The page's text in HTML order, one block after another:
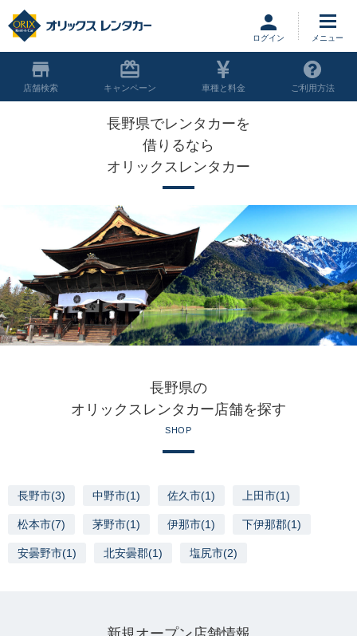
ログイン
店舗 キャンペーン 車種と料金 ご利用方法
長野県でレンタカーを
借りるなら
オリックスレンタカー
長野県の
オリックスレンタカー店舗を探す
SHOP
長野市(3) 中野市(1) 佐久市(1) 上田市(1)
松本市(7) 茅野市(1) 伊那市(1) 下伊那郡(1)
安曇野市(1) 北安曇郡(1) 塩尻市(2)